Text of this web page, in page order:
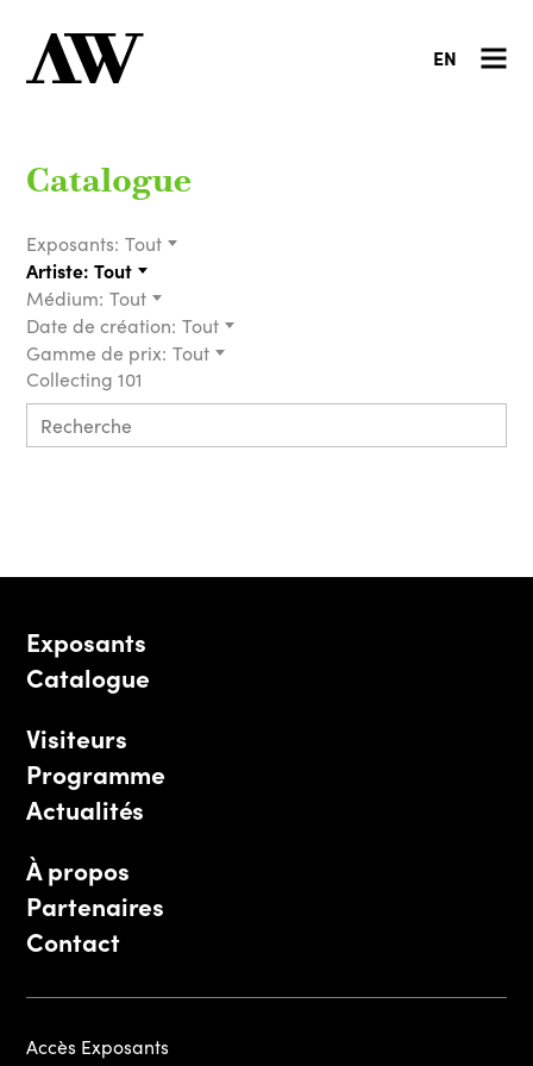
EN
Catalogue
Exposants: Tout
Artiste: Tout
Médium: Tout
Date de création: Tout
Gamme de prix: Tout
Collecting 101
Exposants
Catalogue
Visiteurs
Programme
Actualités
À propos
Partenaires
Contact
Accès Exposants